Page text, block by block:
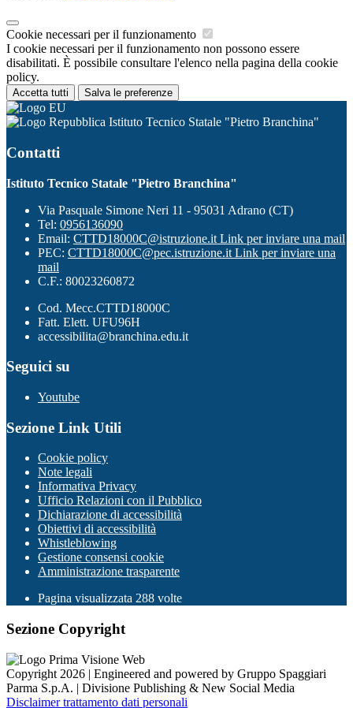
Cookie necessari per il funzionamento
I cookie necessari per il funzionamento non possono essere
disabilitati. È possibile consultare l'elenco nella pagina della cookie
policy.
Accetta tutti Salva le preferenze
Istituto Tecnico Statale "Pietro Branchina"
Contatti
Istituto Tecnico Statale "Pietro Branchina"
Via Pasquale Simone Neri 11 - 95031 Adrano (CT)
Tel: 0956136090
Email: CTTD18000C@istruzione.it Link per inviare una mail
PEC: CTTD18000C@pec.istruzione.it Link per inviare una
mail
C.F.: 80023260872
Cod. Mecc.CTTD18000C
Fatt. Elett. UFU96H
accessibilita@branchina.edu.it
Seguici su
Youtube
Sezione Link Utili
Cookie policy
Note legali
Informativa Privacy
Ufficio Relazioni con il Pubblico
Dichiarazione di accessibilità
Obiettivi di accessibilità
Whistleblowing
Gestione consensi cookie
Amministrazione trasparente
Pagina visualizzata 288 volte
Sezione Copyright
Copyright 2026 | Engineered and powered by Gruppo Spaggiari
Parma S.p.A. | Divisione Publishing & New Social Media
Disclaimer trattamento dati personali